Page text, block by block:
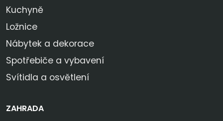
Kuchyně
Ložnice
Nábytek a dekorace
Spotřebiče a vybavení
Svítidla a osvětlení
ZAHRADA